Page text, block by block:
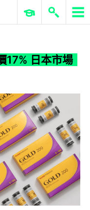
ERP 與商業 AI
17% 日本市場